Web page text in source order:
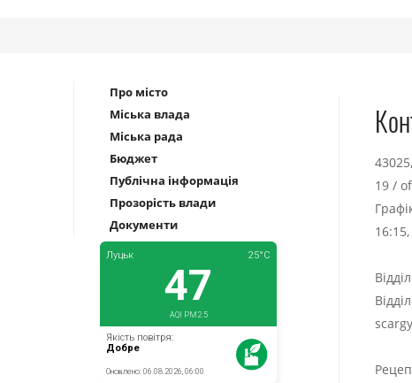
Про місто
Міська влада
Міська рада
Бюджет
Публічна інформація
Прозорість влади
Документи
19 /